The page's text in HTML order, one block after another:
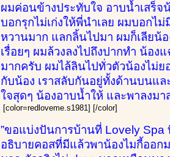
ผมค่อนข้างประทับใจ อาบน้ำเสร็จ
บอกรุกไม่เก่งให้พี่นำเลย ผมบอกไ
หวานมาก แลกลิ้นไปมา ผมก็เลียน้
เรื่อยๆ ผมล้วงลงไปถึงปากทำ น้อ
มากครับ ผมไล้ลินไปทั่วตัวน้องไม่ย
กับน้อง เราสลับกันอยู่ทั้งด้านบนแ
ใจสุดๆ น้องอาบน้ำให้ และพาลง
[color=redloveme.s1981] [/color]
”ขอแบ่งปันการบ้านที่ Lovely Spa
อธิบายคอสที่มีแล้วพาน้องไมกี้ออก